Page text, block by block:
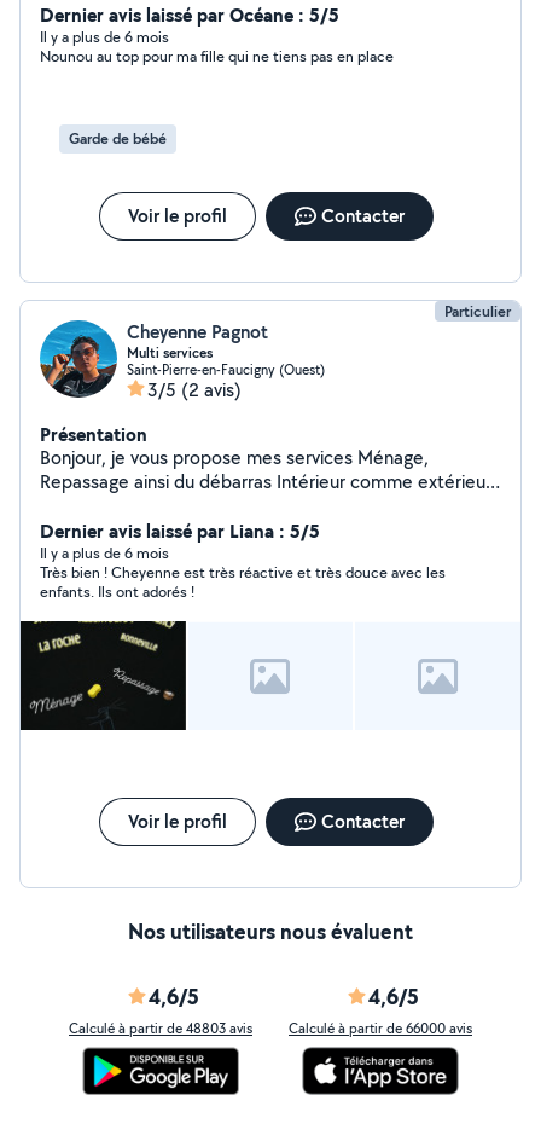
.. ), tonte et plein d'autres !
Dernier avis laissé par Océane : 5/5
Il y a plus de 6 mois
Nounou au top pour ma fille qui ne tiens pas en place
Garde de bébé
Voir le profil Contacter
Particulier
Cheyenne Pagnot
Multi services
Saint-Pierre-en-Faucigny (Ouest)
3/5 (2 avis)
Présentation
Bonjour, je vous propose mes services Ménage,
Repassage ainsi du débarras Intérieur comme extérieur
Dernier avis laissé par Liana : 5/5
Il y a plus de 6 mois
Très bien ! Cheyenne est très réactive et très douce avec les
enfants. Ils ont adorés !
Voir le profil Contacter
Nos utilisateurs nous évaluent
4,6/5
Calculé à partir de 48803 avis
4,6/5
Calculé à partir de 66000 avis